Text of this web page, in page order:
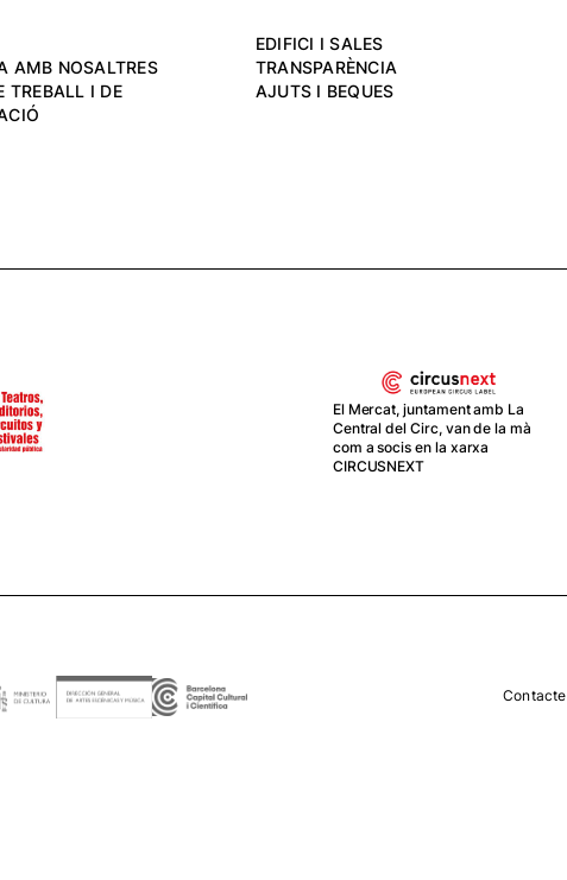
EDIFICI I SALES
AMB NOSALTRES
TRANSPARÈNCIA
TREBALL I DE
AJUTS I BEQUES
El Mercat, juntament amb La
Central del Circ, van de la mà
com a socis en la xarxa
CIRCUSNEXT
Contacte